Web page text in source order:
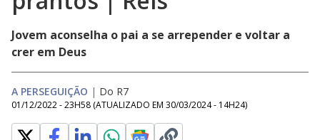
Jovem aconselha o pai a se arrepender e voltar a
crer em Deus
A PERSEGUIÇÃO | Do R7
01/12/2022 - 23H58 (ATUALIZADO EM 30/03/2024 - 14H24)